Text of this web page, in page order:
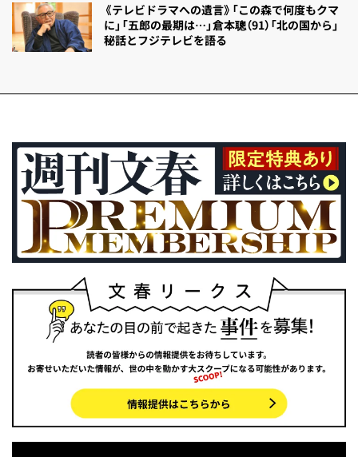
《テレビドラマへの遺言》「この森で何度もクマ
に」「五郎の最期は…」倉本聰（91）「北の国から」
秘話とフジテレビを語る